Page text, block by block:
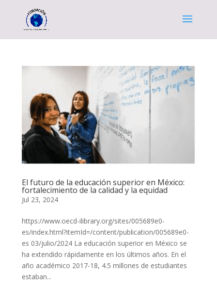
El futuro de la educación superior en México:
fortalecimiento de la calidad y la equidad
Jul 23, 2024
https://www.oecd-ilibrary.org/sites/005689e0-
es/index.html?itemId=/content/publication/005689e0-
es 03/julio/2024 La educación superior en México se
ha extendido rápidamente en los últimos años. En el
año académico 2017-18, 4.5 millones de estudiantes
estaban...